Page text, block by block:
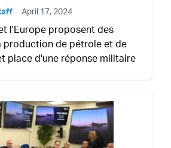
April 17, 2024
l'Europe proposent des
production de pétrole et de
place d'une réponse militaire